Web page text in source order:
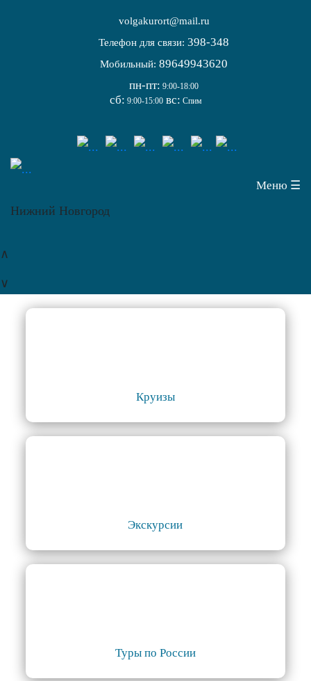
volgakurort@mail.ru
Телефон для связи: 398-348
Мобильный: 89649943620
пн-пт: 9:00-18:00
сб: 9:00-15:00вс: Спим
Меню ☰
Нижний Новгород
∧
∨
Круизы
Экскурсии
Туры по России